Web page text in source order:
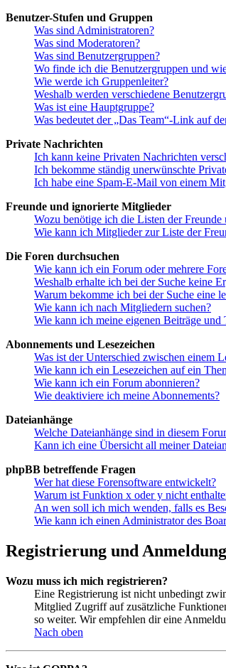
Benutzer-Stufen und Gruppen
Was sind Administratoren?
Was sind Moderatoren?
Was sind Benutzergruppen?
Wo finde ich die Benutzergruppen und
Wie werde ich Gruppenleiter?
Weshalb werden verschiedene
Was ist eine Hauptgruppe?
Was bedeutet der „Das Team“-Link auf
Private Nachrichten
Ich kann keine Privaten Nachrichten
Ich bekomme ständig unerwünschte
Ich habe eine Spam-E-Mail von einem
Freunde und ignorierte Mitglieder
Wozu benötige ich die Listen der
Wie kann ich Mitglieder zur Liste der
Die Foren durchsuchen
Wie kann ich ein Forum oder mehrere
Weshalb erhalte ich bei der Suche keine
Warum bekomme ich bei der Suche eine
Wie kann ich nach Mitgliedern suchen?
Wie kann ich meine eigenen Beiträge und
Abonnements und Lesezeichen
Was ist der Unterschied zwischen einem
Wie kann ich ein Lesezeichen auf ein
Wie kann ich ein Forum abonnieren?
Wie deaktiviere ich meine Abonnements?
Dateianhänge
Welche Dateianhänge sind in diesem
Kann ich eine Übersicht all meiner
phpBB betreffende Fragen
Wer hat diese Forensoftware entwickelt?
Warum ist Funktion x oder y nicht
An wen soll ich mich wenden, falls es
Wie kann ich einen Administrator des
Registrierung und Anmeldung
Wozu muss ich mich registrieren?
Eine Registrierung ist nicht unbedingt
Mitglied Zugriff auf zusätzliche
so weiter. Wir empfehlen dir eine
Nach oben